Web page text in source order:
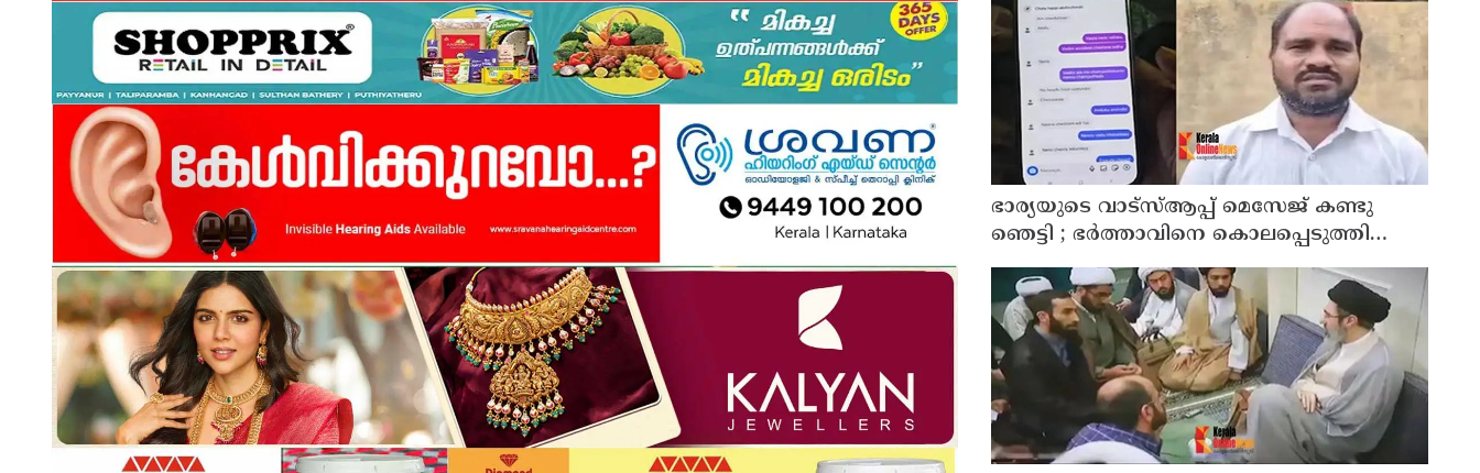
ഭാര്യയുടെ വാട്സ്ആപ്പ് മെസേജ് കണ്ടു
ഞെട്ടി ; ഭര്‍ത്താവിനെ കൊലപ്പെടുത്തി
മരണം റോഡപകടമാക്കി മാറ്റാന്‍
കാമുകനുമായി പദ്ധതിയിട്ട യുവതിയും
സുഹൃത്തും ഒളിവില്‍